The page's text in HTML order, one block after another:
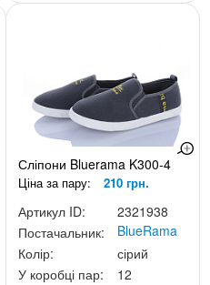
Сліпони Bluerama K300-4
Ціна за пару: 210 грн.
Артикул ID:
2321938
Постачальник:
BlueRama
Колір:
сірий
У коробці пар:
12